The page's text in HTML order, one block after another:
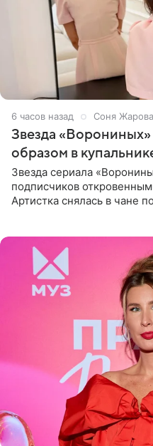
6 часов назад Соня Жарова
Звезда «Ворониных»
образом в
Звезда сериала
подписчиков
Артистка снялась в чане